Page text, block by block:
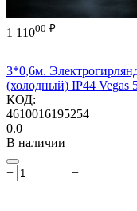
1 11000 ₽
3*0,6м.
(холодный) IP44 Vegas
КОД:
4610016195254
0.0
В наличии
+ −